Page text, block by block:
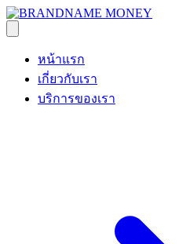
หน้าแรก
เกี่ยวกับเรา
บริการของเรา